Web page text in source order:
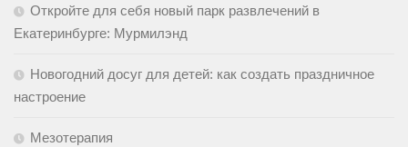
Откройте для себя новый парк развлечений в
Екатеринбурге: Мурмилэнд
Новогодний досуг для детей: как создать праздничное
настроение
Мезотерапия